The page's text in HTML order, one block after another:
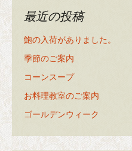
最近の投稿
鮑の入荷がありました。
季節のご案内
コーンスープ
お料理教室のご案内
ゴールデンウィーク